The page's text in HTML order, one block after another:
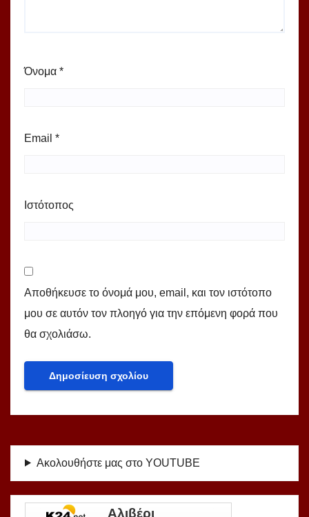
Όνομα *
Email *
Ιστότοπος
Αποθήκευσε το όνομά μου, email, και τον ιστότοπο
μου σε αυτόν τον πλοηγό για την επόμενη φορά που
θα σχολιάσω.
Ακολουθήστε μας στο YOUTUBE